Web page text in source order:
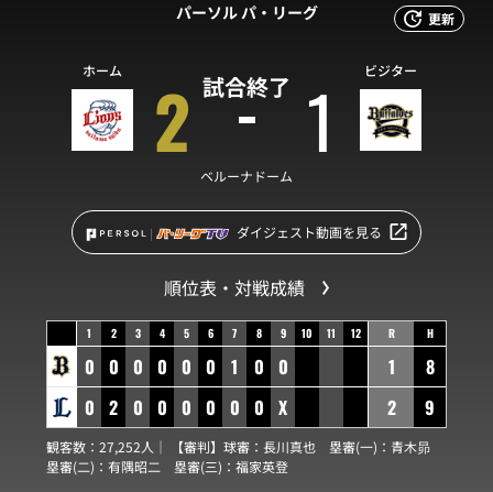
更新
パーソル パ・リーグ
試合終了
ホーム 2 1 ビジター
ベルーナドーム
ダイジェスト動画を見る
順位表・対戦成績
1 2 3 4 5 6 7 8 9 10 11 12
0 0 0 0 0 0 1 0 0
0 2 0 0 0 0 0 0 X
R H
1
8
2
9
観客数：27,252人｜ 【審判】球審： 長川真也 塁審(一)： 青木昴
塁審(二)： 有隅昭二 塁審(三)： 福家英登